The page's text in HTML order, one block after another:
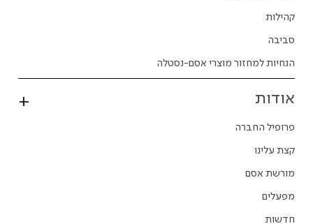
קהילות
סביבה
הנחיות למחזור מוצרי אסם-נסטלה
אודות
פרופיל החברה
קצת עלינו
מורשת אסם
מפעלים
חדשות